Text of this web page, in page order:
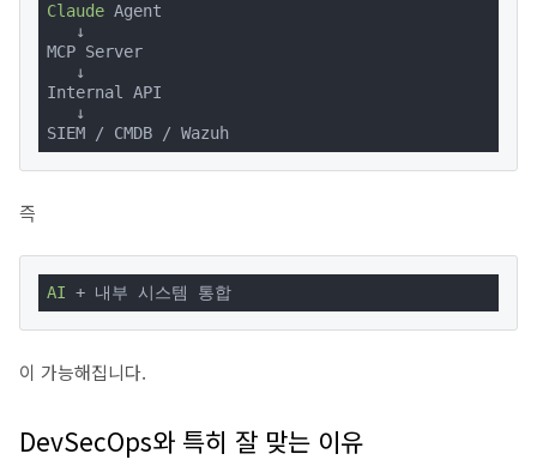
Claude Agent
   ↓
MCP Server
   ↓
Internal API
   ↓
SIEM / CMDB / Wazuh
즉
AI + 내부 시스템 통합
이 가능해집니다.
DevSecOps와 특히 잘 맞는 이유